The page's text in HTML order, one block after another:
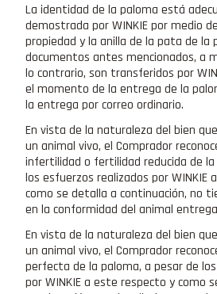
La identidad de la paloma está
demostrada por WINKIE por medio
propiedad y la anilla de la pata de la
documentos antes mencionados, a
lo contrario, son transferidos por
el momento de la entrega de la
la entrega por correo ordinario.
En vista de la naturaleza del bien
un animal vivo, el Comprador
infertilidad o fertilidad reducida de la
los esfuerzos realizados por WINKIE
como se detalla a continuación, no
en la conformidad del animal
En vista de la naturaleza del bien
un animal vivo, el Comprador
perfecta de la paloma, a pesar de
por WINKIE a este respecto y como